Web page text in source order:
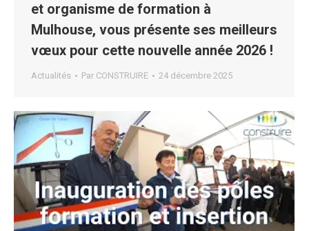
et organisme de formation à
Mulhouse, vous présente ses meilleurs
vœux pour cette nouvelle année 2026 !
Actualités Par CONSTRUIRE 24 décembre 2025